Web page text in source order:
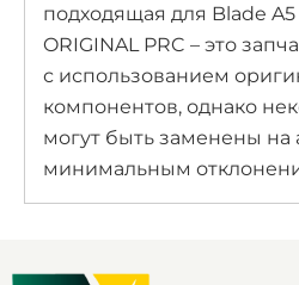
подходящая для Blade A5
ORIGINAL PRC – это
с использованием
компонентов, однако
могут быть заменены на
минимальным